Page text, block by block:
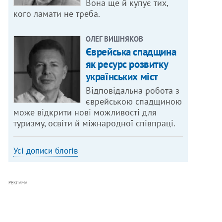
Вона ще й купує тих,
кого ламати не треба.
ОЛЕГ ВИШНЯКОВ
Єврейська спадщина
як ресурс розвитку
українських міст
Відповідальна робота з
єврейською спадщиною
може відкрити нові можливості для
туризму, освіти й міжнародної співпраці.
Усі дописи блогів
РЕКЛАМА